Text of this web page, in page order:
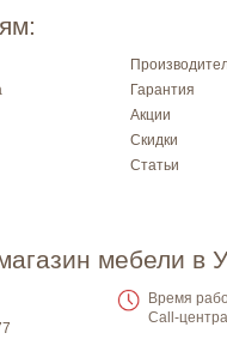
Гарантия
Акции
Скидки
Статьи
мебели в
Время
Call-